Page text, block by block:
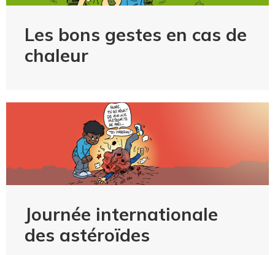
Les bons gestes en cas de
chaleur
Journée internationale
des astéroïdes